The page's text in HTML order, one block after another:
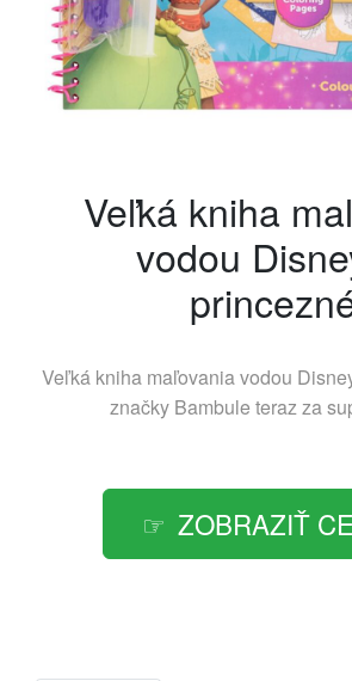
Veľká kniha
vodou
Veľká kniha maľovania vodou
značky Bambule teraz za
ZOBRAZIŤ